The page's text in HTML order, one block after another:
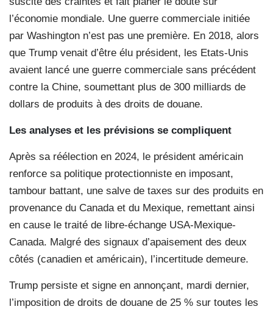
l’économie mondiale. Une guerre commerciale initiée
par Washington n’est pas une première. En 2018, alors
que Trump venait d’être élu président, les Etats-Unis
avaient lancé une guerre commerciale sans précédent
contre la Chine, soumettant plus de 300 milliards de
dollars de produits à des droits de douane.
Les analyses et les prévisions se compliquent
Après sa réélection en 2024, le président américain
renforce sa politique protectionniste en imposant,
tambour battant, une salve de taxes sur des produits en
provenance du Canada et du Mexique, remettant ainsi
en cause le traité de libre-échange USA-Mexique-
Canada. Malgré des signaux d’apaisement des deux
côtés (canadien et américain), l’incertitude demeure.
Trump persiste et signe en annonçant, mardi dernier,
l’imposition de droits de douane de 25 % sur toutes les